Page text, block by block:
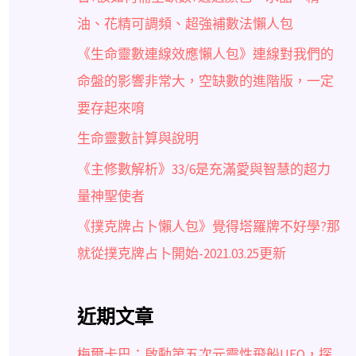
油、花精可調頻、超強補數法懶人包
《生命靈數連線效應懶人包》連線對我們的
命盤的影響非常大，空缺數的進階版，一定
要存起來唷
生命靈數計算與說明
《主修數解析》33/6是充滿愛與智慧的超力
量神聖使者
《撲克牌占卜懶人包》覺得塔羅牌不好學?那
就從撲克牌占卜開始-2021.03.25更新
近期文章